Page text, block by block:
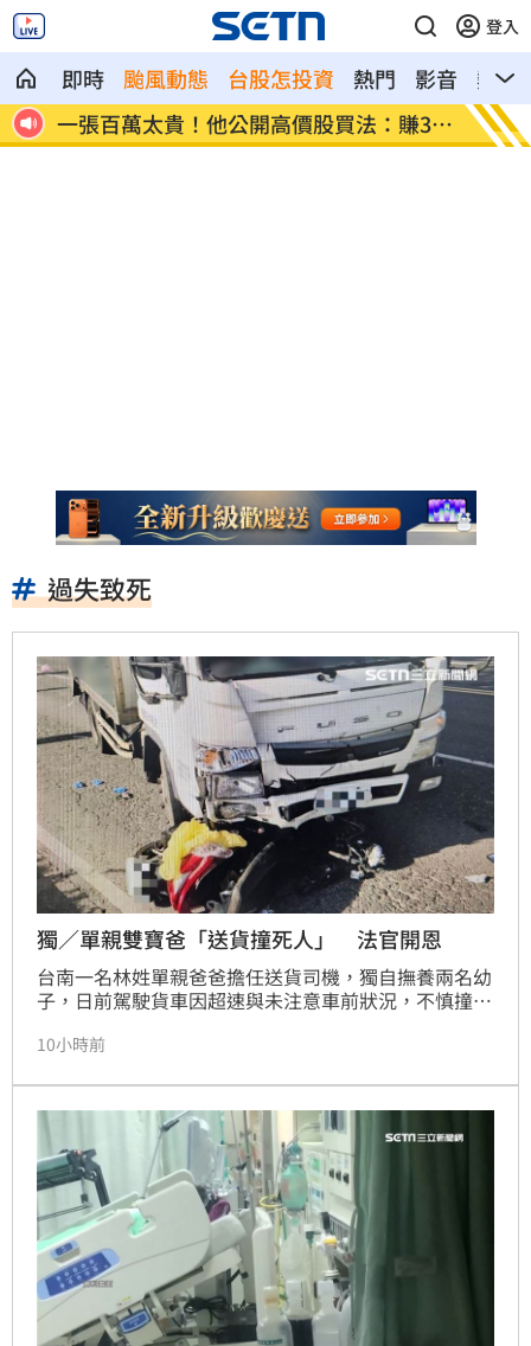
登入
即時 颱風動態 台股怎投資 熱門 影音
熱搜
30
獨／海外遊學增強外語 台人夯英、美、
加
長尾
因
過失致死
獨／單親雙寶爸「送貨撞死人」 法官開恩
台南一名林姓單親爸爸擔任送貨司機，獨自撫養兩名幼
子，日前駕駛貨車因超速與未注意車前狀況，不慎撞死
方因賠償金額認知落差未達成和解。案經上訴，林男強
南高分院審理後，安排雙方二次調解，最終以290萬元
達成和解。法官考量林男無前科且犯後態度良好，雖維
持一審7個月徒刑，但宣告緩刑3年，給予自新機會，全
案仍可上訴。
10小時前